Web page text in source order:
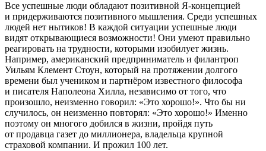
Все успешные люди обладают позитивной Я-концепцией
и придерживаются позитивного мышления. Среди успешных
людей нет нытиков! В каждой ситуации успешные люди
видят открывающиеся возможности! Они умеют правильно
реагировать на трудности, которыми изобилует жизнь.
Например, американский предприниматель и филантроп
Уильям Клемент Стоун, который на протяжении долгого
времени был учеником и партнёром известного философа
и писателя Наполеона Хилла, независимо от того, что
произошло, неизменно говорил: «Это хорошо!». Что бы ни
случилось, он неизменно повторял: «Это хорошо!» Именно
поэтому он многого добился в жизни, пройдя путь
от продавца газет до миллионера, владельца крупной
страховой компании. И прожил 100 лет.